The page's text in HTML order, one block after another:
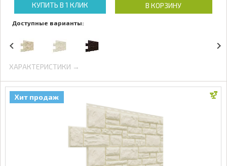
КУПИТЬ В 1 КЛИК В КОРЗИНУ
Доступные варианты:
ХАРАКТЕРИСТИКИ →
Хит продаж